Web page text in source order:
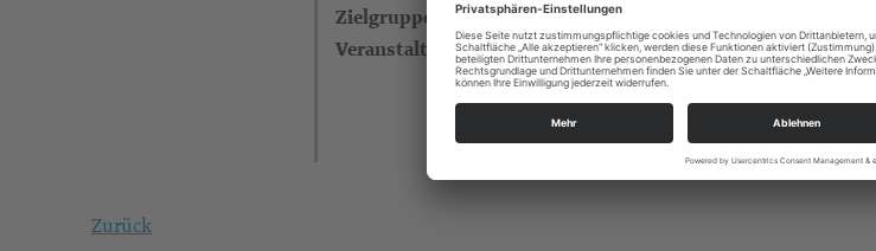
Zielgruppe
Veranstalter KSP Dresden West
An der Heilandskirche 3
01157 Dresden
ksp.dresden_west@evlks.de
Zurück